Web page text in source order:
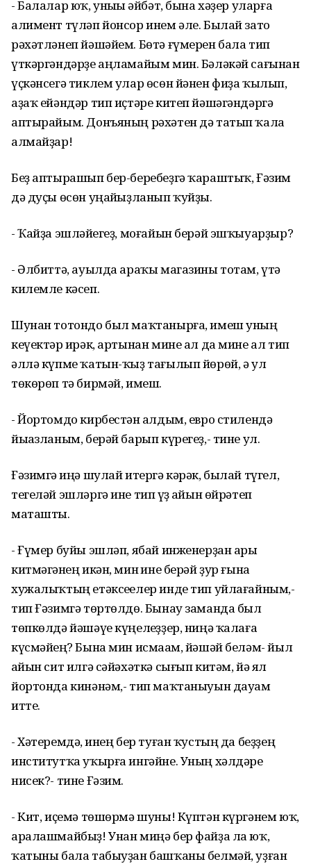
- Балалар юҡ, уныһы һәйбәт, бына хәҙер уларға
алимент түләп йонсор инем әле. Былай зато
рәхәтләнеп йәшәйем. Бөтә ғүмерен бала тип
үткәргәндәрҙе аңламайым мин. Бәләкәй сағынан
үҫкәнсегә тиклем улар өсөн йәнен фиҙа ҡылып,
аҙаҡ ейәндәр тип иҫтәре китеп йәшәгәндәргә
аптырайым. Донъяның рәхәтен дә татып ҡала
алмайҙар!
Беҙ аптырашып бер-беребеҙгә ҡараштыҡ, Ғәзим
дә дуҫы өсөн уңайһыҙланып ҡуйҙы.
- Ҡайҙа эшләйһегеҙ, моғайын берәй эшҡыуарҙыр?
- Әлбиттә, ауылда араҡы магазины тотам, үтә
килемле кәсеп.
Шунан тотондо был маҡтанырға, имеш уның
кеүектәр һирәк, артынан мине ал да мине ал тип
әллә күпме ҡатын-ҡыҙ тағылып йөрөй, ә ул
төкөрөп тә бирмәй, имеш.
- Йортомдо кирбестән һалдым, евро стилендә
йыһазланым, берәй барып күрегеҙ,- тине ул.
Ғәзимгә һиңә шулай итергә кәрәк, былай түгел,
тегеләй эшләргә ине тип һүҙ һайын өйрәтеп
маташты.
- Ғүмер буйы эшләп, ябай инженерҙан ары
китмәгәнһең икән, мин һине берәй ҙур ғына
хужалыҡтың етәксеһелер инде тип уйлағайным,-
тип Ғәзимгә төртөлдө. Бынау заманда был
төпкөлдә йәшәүе күңелһеҙҙер, ниңә ҡалаға
күсмәйһең? Бына мин исмаһам, йәшәй беләм- йыл
һайын сит илгә сәйәхәткә сығып китәм, йә ял
йортонда кинәнәм,- тип маҡтаныуын дауам
итте.
- Хәтеремдә, һинең бер туған ҡустың да беҙҙең
институтҡа уҡырға ингәйне. Уның хәлдәре
нисек?- тине Ғәзим.
- Кит, иҫемә төшөрмә шуны! Күптән күргәнем юҡ,
аралашмайбыҙ! Унан миңә бер файҙа ла юҡ,
ҡатыны бала табыуҙан башҡаны белмәй, уҙған